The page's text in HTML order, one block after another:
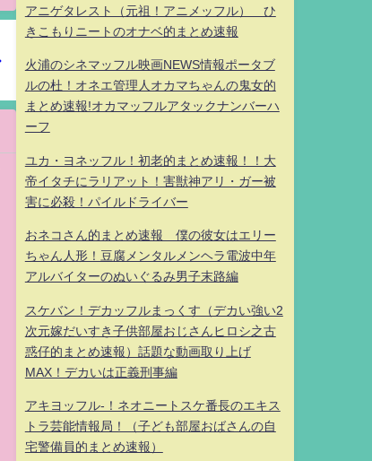
アニゲタレスト（元祖！アニメッフル） ひ
きこもりニートのオナベ的まとめ速報
火浦のシネマッフル映画NEWS情報ポータブ
ルの杜！オネエ管理人オカマちゃんの鬼女的
まとめ速報!オカマッフルアタックナンバーハ
ーフ
ユカ・ヨネッフル！初老的まとめ速報！！大
帝イタチにラリアット！害獣神アリ・ガー被
害に必殺！パイルドライバー
おネコさん的まとめ速報 僕の彼女はエリー
ちゃん人形！豆腐メンタルメンヘラ電波中年
アルバイターのぬいぐるみ男子末路編
スケバン！デカッフルまっくす（デカい強い2
次元嫁だいすき子供部屋おじさんヒロシ之古
惑仔的まとめ速報）話題な動画取り上げ
MAX！デカいは正義刑事編
アキヨッフル-！ネオニートスケ番長のエキス
トラ芸能情報局！（子ども部屋おばさんの自
宅警備員的まとめ速報）